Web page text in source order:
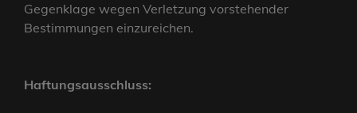
Gegenklage wegen Verletzung vorstehender
Bestimmungen einzureichen.
Haftungsausschluss: